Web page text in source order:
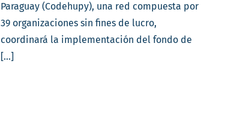
Paraguay (Codehupy), una red compuesta por
39 organizaciones sin fines de lucro,
coordinará la implementación del fondo de
[…]